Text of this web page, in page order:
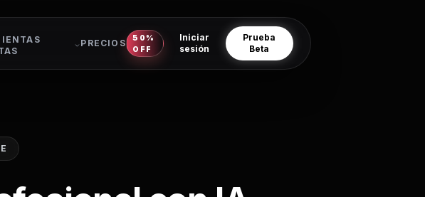
PRECIOS
50%
OFF
Iniciar
sesión
Prueba
Beta